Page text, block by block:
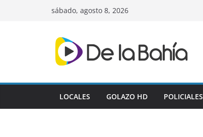
sábado, agosto 8, 2026
LOCALES GOLAZO HD POLICIALES